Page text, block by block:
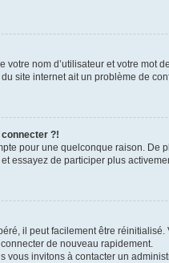
nom d’utilisateur et votre
site internet ait un problème de
?!
pour une quelconque raison.
essayez de participer plus
il peut facilement être
de nouveau rapidement.
invitons à contacter un